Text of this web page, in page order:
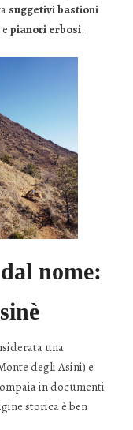
suggetivi bastioni
e pianori erbosi.
nome:
una
degli Asini) e
in documenti
storica è ben